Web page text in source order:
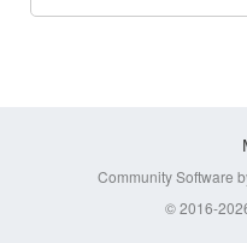
Community Software
© 2016-